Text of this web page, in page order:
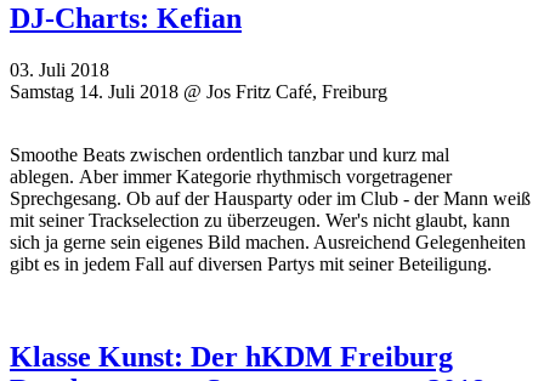
DJ-Charts: Kefian
03. Juli 2018
Samstag 14. Juli 2018 @ Jos Fritz Café, Freiburg
Smoothe Beats zwischen ordentlich tanzbar und kurz mal
ablegen. Aber immer Kategorie rhythmisch vorgetragener
Sprechgesang. Ob auf der Hausparty oder im Club - der Mann weiß
mit seiner Trackselection zu überzeugen. Wer's nicht glaubt, kann
sich ja gerne sein eigenes Bild machen. Ausreichend Gelegenheiten
gibt es in jedem Fall auf diversen Partys mit seiner Beteiligung.
Klasse Kunst: Der hKDM Freiburg